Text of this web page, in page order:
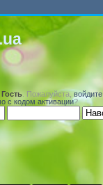
Гость . Пожалуйста,войдите
с кодом активации?